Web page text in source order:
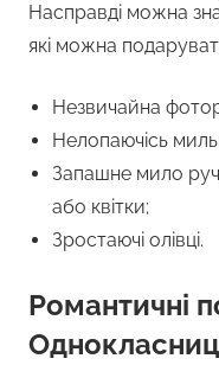
Насправді можна
які можна
Незвичайна
Нелопаючісь
Запашне мило
або квітки;
Зростаючі олівці.
Романтичні